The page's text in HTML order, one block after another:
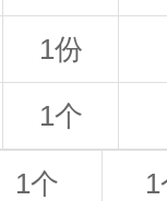
1份
1个
1个